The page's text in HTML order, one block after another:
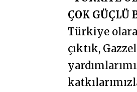
ÇOK GÜÇLÜ
Türkiye
çıktık,